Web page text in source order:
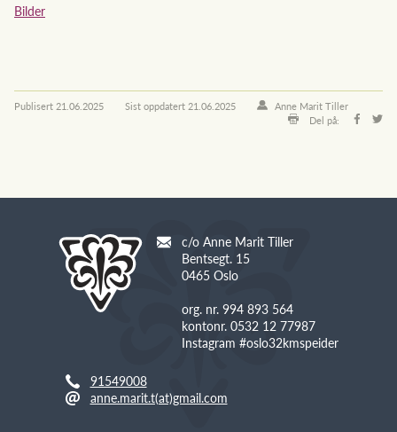
Bilder
Publisert 21.06.2025 Sist oppdatert 21.06.2025
Anne Marit Tiller
Del på:
c/o Anne Marit Tiller
Bentsegt. 15
0465 Oslo
org. nr. 994 893 564
kontonr. 0532 12 77987
Instagram #oslo32kmspeider
91549008
anne.marit.t(at)gmail.com